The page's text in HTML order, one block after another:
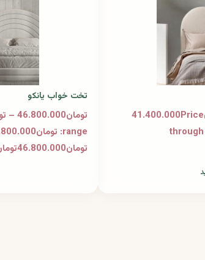
تومان50.200.000 – تومان41.400.000Price
range: تومان41.400.000 through
تخت خواب یانکو
تومان46.800.000تومان